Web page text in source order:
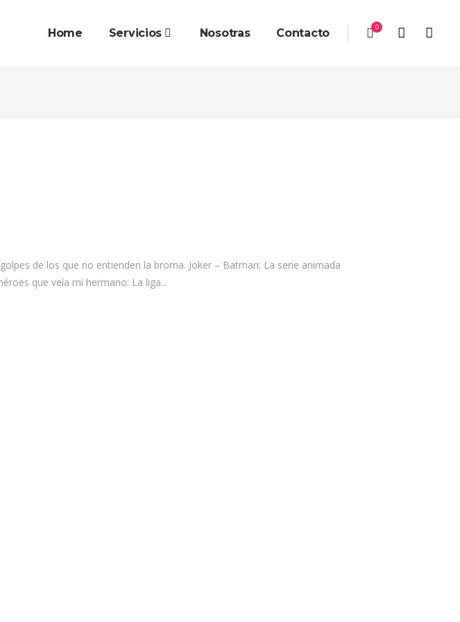
0
Home Servicios Nosotras Contacto
de los que no entienden la broma. Joker – Batman: La serie animada
que veía mi hermano: La liga...